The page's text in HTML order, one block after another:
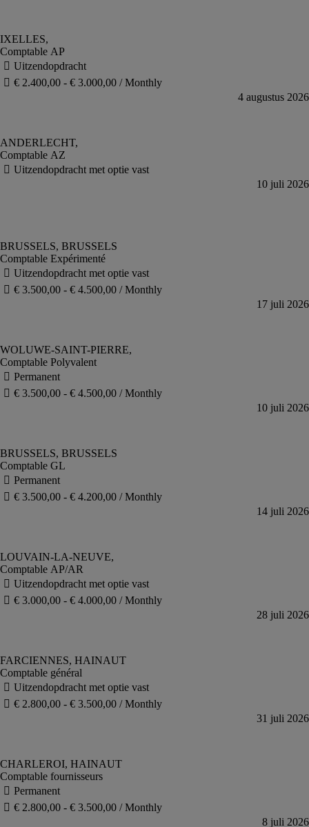
Comptable AP
Comptable AZ
Comptable Expérimenté
Comptable Polyvalent
Comptable GL
Comptable AP/AR
Comptable général
Comptable fournisseurs